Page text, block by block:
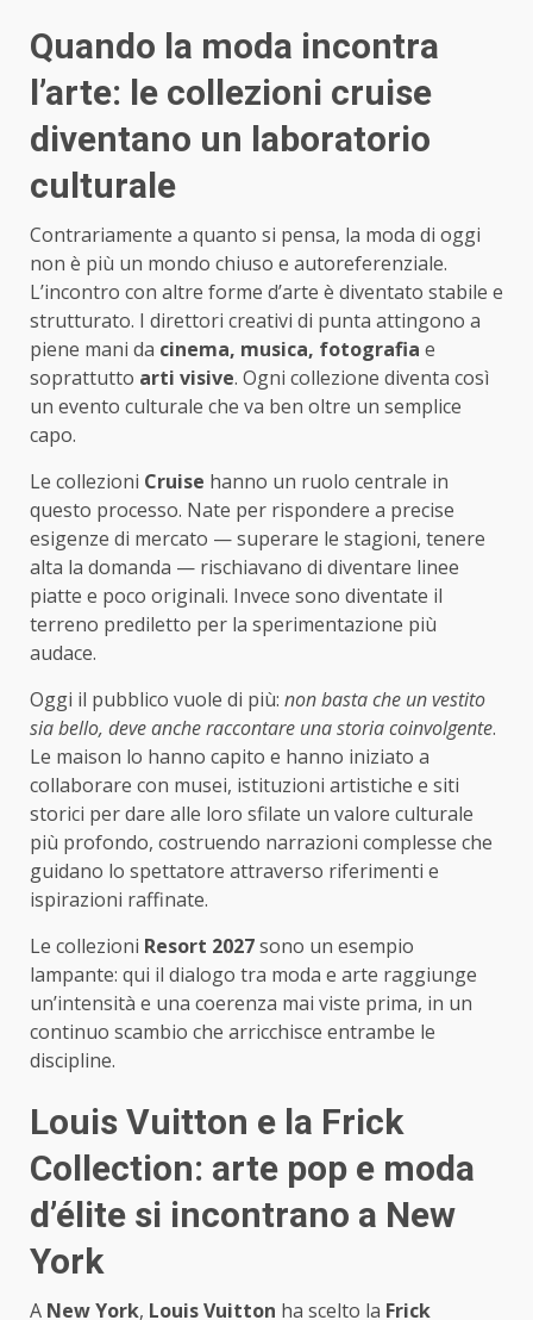
Quando la moda incontra
l’arte: le collezioni cruise
diventano un laboratorio
culturale
Contrariamente a quanto si pensa, la moda di oggi
non è più un mondo chiuso e autoreferenziale.
L’incontro con altre forme d’arte è diventato stabile e
strutturato. I direttori creativi di punta attingono a
piene mani da cinema, musica, fotografia e
soprattutto arti visive. Ogni collezione diventa così
un evento culturale che va ben oltre un semplice
capo.
Le collezioni Cruise hanno un ruolo centrale in
questo processo. Nate per rispondere a precise
esigenze di mercato — superare le stagioni, tenere
alta la domanda — rischiavano di diventare linee
piatte e poco originali. Invece sono diventate il
terreno prediletto per la sperimentazione più
audace.
Oggi il pubblico vuole di più: non basta che un vestito
sia bello, deve anche raccontare una storia coinvolgente.
Le maison lo hanno capito e hanno iniziato a
collaborare con musei, istituzioni artistiche e siti
storici per dare alle loro sfilate un valore culturale
più profondo, costruendo narrazioni complesse che
guidano lo spettatore attraverso riferimenti e
ispirazioni raffinate.
Le collezioni Resort 2027sono un esempio
lampante: qui il dialogo tra moda e arte raggiunge
un’intensità e una coerenza mai viste prima, in un
continuo scambio che arricchisce entrambe le
discipline.
Louis Vuitton e la Frick
Collection: arte pop e moda
d’élite si incontrano a New
York
A New York, Louis Vuitton ha scelto la Frick